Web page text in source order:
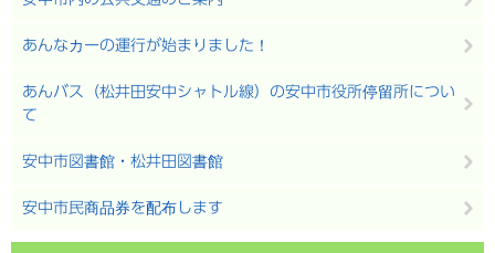
あんなカーの運行が始まりました！
あんバス（松井田安中シャトル線）の安中市役所停留所につい
て
安中市図書館・松井田図書館
安中市民商品券を配布します